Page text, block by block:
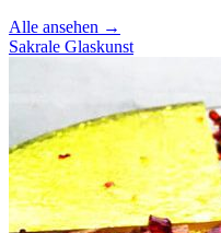
Alle ansehen →
Sakrale Glaskunst